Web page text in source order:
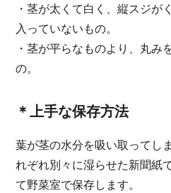
・茎が太くて白く、縦スジが
入っていないもの。
・茎が平らなものより、丸み
の。
＊上手な保存方法
葉が茎の水分を吸い取ってし
れぞれ別々に湿らせた新聞紙
て野菜室で保存します。